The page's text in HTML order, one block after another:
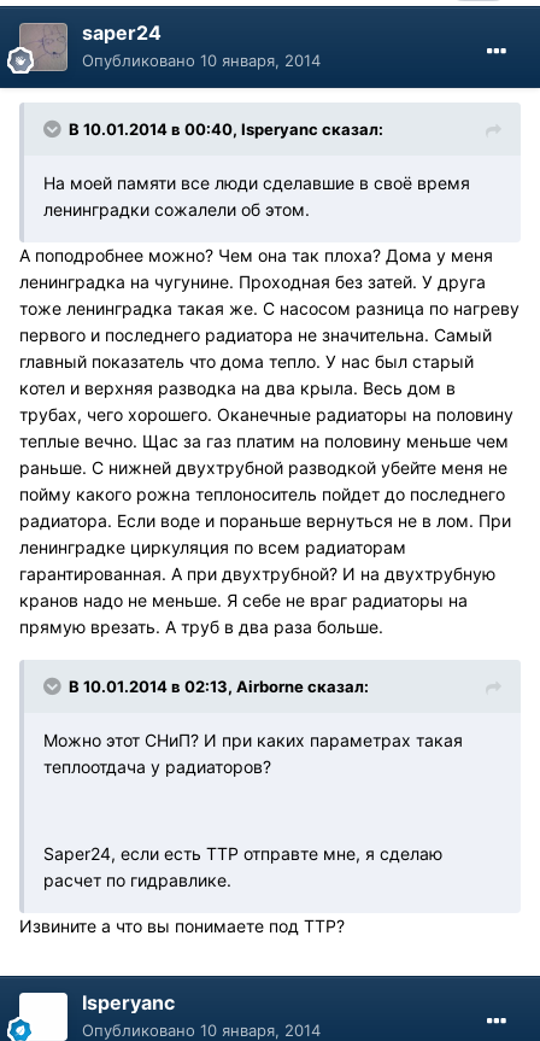
saper24
Опубликовано 10 января, 2014
В 10.01.2014 в 00:40, Isperyanc сказал:
На моей памяти все люди сделавшие в своё время
ленинградки сожалели об этом.
А поподробнее можно? Чем она так плоха? Дома у меня
ленинградка на чугунине. Проходная без затей. У друга
тоже ленинградка такая же. С насосом разница по нагреву
первого и последнего радиатора не значительна. Самый
главный показатель что дома тепло. У нас был старый
котел и верхняя разводка на два крыла. Весь дом в
трубах, чего хорошего. Оканечные радиаторы на половину
теплые вечно. Щас за газ платим на половину меньше чем
раньше. С нижней двухтрубной разводкой убейте меня не
пойму какого рожна теплоноситель пойдет до последнего
радиатора. Если воде и пораньше вернуться не в лом. При
ленинградке циркуляция по всем радиаторам
гарантированная. А при двухтрубной? И на двухтрубную
кранов надо не меньше. Я себе не враг радиаторы на
прямую врезать. А труб в два раза больше.
В 10.01.2014 в 02:13, Airborne сказал:
Можно этот СНиП? И при каких параметрах такая
теплоотдача у радиаторов?
Saper24, если есть ТТР отправте мне, я сделаю
расчет по гидравлике.
Извините а что вы понимаете под ТТР?
Isperyanc
Опубликовано 10 января, 2014